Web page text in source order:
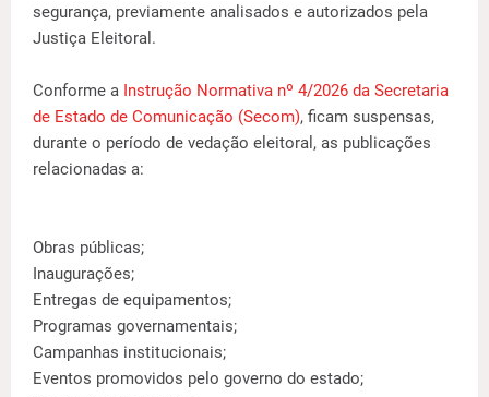
segurança, previamente analisados e autorizados pela
Justiça Eleitoral.
Conforme a Instrução Normativa nº 4/2026 da Secretaria
de Estado de Comunicação (Secom), ficam suspensas,
durante o período de vedação eleitoral, as publicações
relacionadas a:
Obras públicas;
Inaugurações;
Entregas de equipamentos;
Programas governamentais;
Campanhas institucionais;
Eventos promovidos pelo governo do estado;